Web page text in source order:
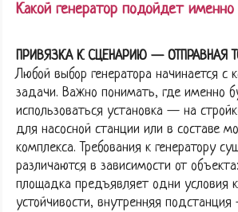
Какой генератор подойдет
ПРИВЯЗКА К СЦЕНАРИЮ — ОТПРАВНАЯ
Любой выбор генератора начинается с
задачи. Важно понимать, где именно
использоваться установка — на
для насосной станции или в составе
комплекса. Требования к генератору
различаются в зависимости от
площадка предъявляет одни условия
устойчивости, внутренняя